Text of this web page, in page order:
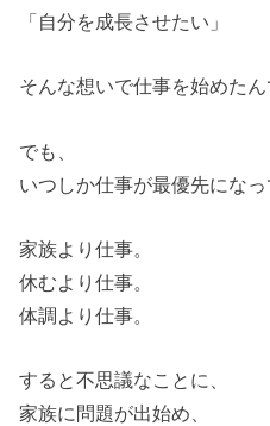
「自分を成長させたい」
そんな想いで仕事を始めたん
でも、
いつしか仕事が最優先になっ
家族より仕事。
休むより仕事。
体調より仕事。
すると不思議なことに、
家族に問題が出始め、